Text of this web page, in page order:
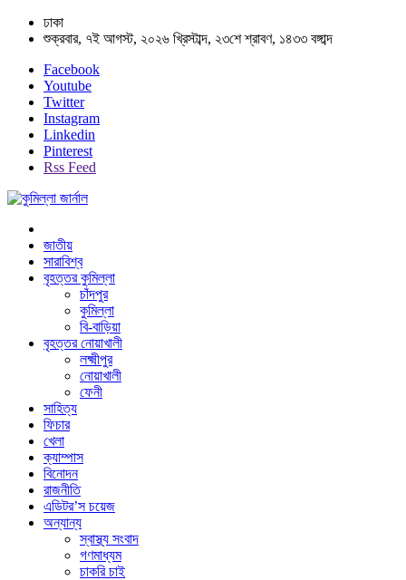
ঢাকা
শুক্রবার, ৭ই আগস্ট, ২০২৬ খ্রিস্টাব্দ, ২৩শে শ্রাবণ, ১৪৩৩ বঙ্গাব্দ
Facebook
Youtube
Twitter
Instagram
Linkedin
Pinterest
Rss Feed
জাতীয়
সারাবিশ্ব
বৃহত্তর কুমিল্লা
চাঁদপুর
কুমিল্লা
বি-বাড়িয়া
বৃহত্তর নোয়াখালী
লক্ষ্মীপুর
নোয়াখালী
ফেনী
সাহিত্য
ফিচার
খেলা
ক্যাম্পাস
বিনোদন
রাজনীতি
এডিটর’স চয়েজ
অন্যান্য
স্বাস্থ্য সংবাদ
গণমাধ্যম
চাকরি চাই